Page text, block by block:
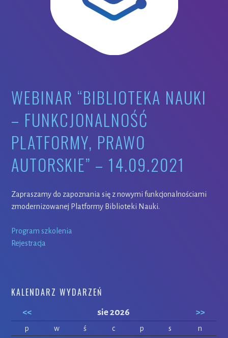
WEBINAR “BIBLIOTEKA NAUKI
– FUNKCJONALNOŚĆ
PLATFORMY, PRAWO
AUTORSKIE” – 14.09.2021
Zapraszamy do zapoznania się z nowymi funkcjonalnościami
zmodernizowanej Platformy Biblioteki Nauki.
Program szkolenia
Rejestracja
KALENDARZ WYDARZEŃ
<< sie 2026 >>
p w ś c p s
n